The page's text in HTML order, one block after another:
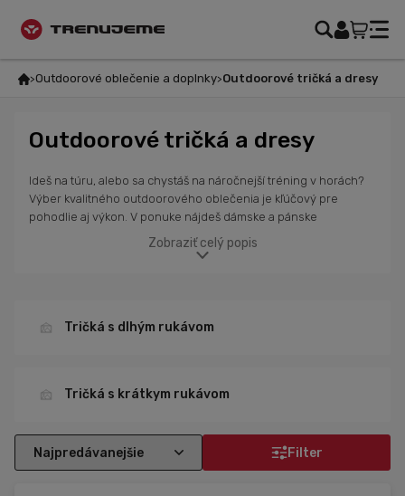
Outdoorové oblečenie a doplnky Outdoorové tričká a dresy
Outdoorové tričká a dresy
Ideš na túru, alebo sa chystáš na náročnejší tréning v horách?
Výber kvalitného outdoorového oblečenia je kľúčový pre
pohodlie aj výkon. V ponuke nájdeš dámske a pánske
outdoorové tričká, dresy a tielka značiek Karpos, 2117, Sportful a
Alé. Sú navrhnuté tak, aby poskytovali komfort počas rôznych
dostatočne odolné na dlhodobé používanie. Vyber si z rôznych
Zobraziť celý popis
Tričká s dlhým rukávom
Tričká s krátkym rukávom
Filter